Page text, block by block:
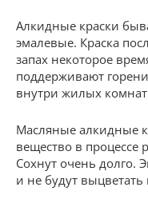
Алкидные краски
эмалевые. Краска
запах некоторое
поддерживают
внутри жилых комнат
Масляные алкидные
вещество в процессе
Сохнут очень долго.
и не будут выцветать